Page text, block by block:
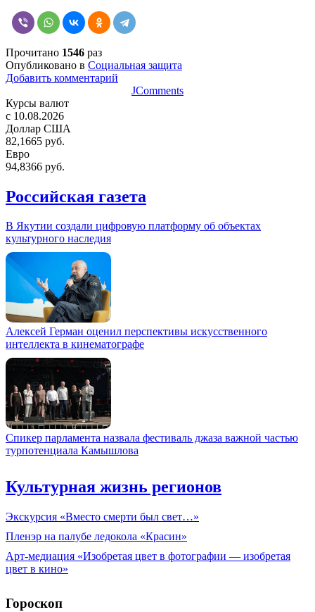
Прочитано 1546 раз
Опубликовано в Социальная защита
Добавить комментарий
JComments
Курсы валют
c 10.08.2026
Доллар США
82,1665 руб.
Евро
94,8366 руб.
Российская газета
В Якутии создали цифровую платформу об объектах
культурного наследия
Алексей Герман оценил перспективы искусственного
интеллекта в кинематографе
Спикер парламента назвала фестиваль джаза важной частью
турпотенциала Камышлова
Культурная жизнь регионов
Экскурсия «Вместо смерти был свет…»
Пленэр на палубе ледокола «Красин»
Арт-медиация «Изобретая цвет в фотографии — изобретая
цвет в кино»
Гороскоп